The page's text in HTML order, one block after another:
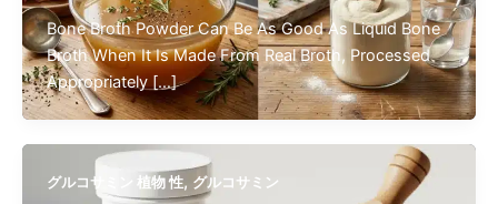
Bone Broth Powder Can Be As Good As Liquid Bone
Broth When It Is Made From Real Broth, Processed
Appropriately […]
グルコサミン 植物 性, グルコサミン